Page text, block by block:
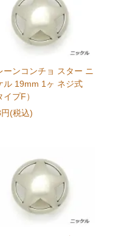
ーンコンチョ スター ニ
ル 19mm 1ヶ ネジ式
イプF）
(税込)